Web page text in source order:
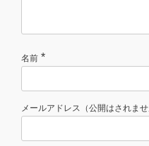
名前 *
メールアドレス（公開はされませ